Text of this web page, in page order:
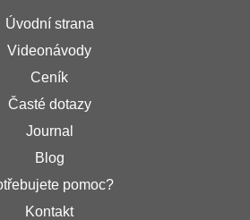
Úvodní strana
Videonávody
Ceník
Časté dotazy
Journal
Blog
pomoc?
Kontakt